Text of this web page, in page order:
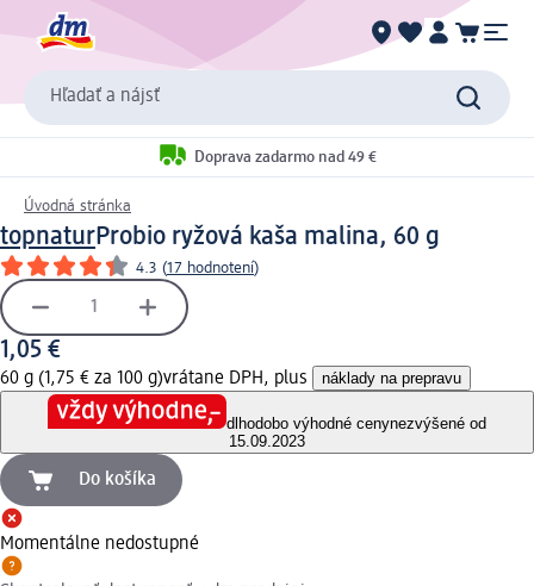
Hľadať a nájsť
Doprava zadarmo nad 49 €
Úvodná stránka
topnaturProbio ryžová kaša malina, 60 g
4.3 (17 hodnotení)
1,05 €
60 g (1,75 € za 100 g)vrátane DPH, plus náklady na prepravu
dlhodobo výhodné cenynezvýšené od
15.09.2023
Do košíka
Momentálne nedostupné